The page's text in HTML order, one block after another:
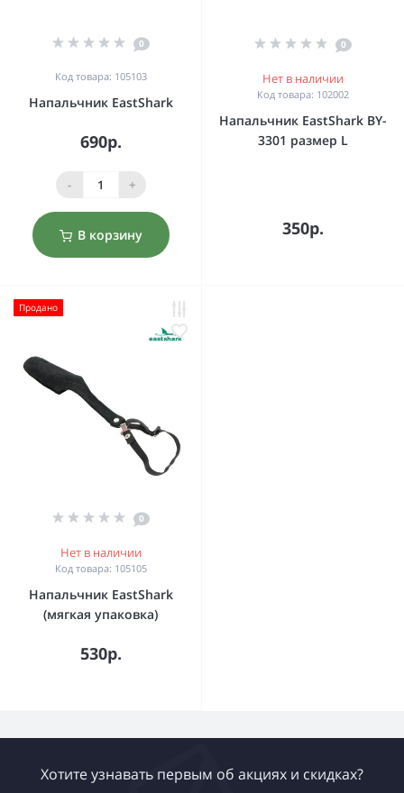
0
Код товара: 105103
Напальчник EastShark
690р.
- +
В корзину
0
Нет в наличии
Код товара: 102002
Напальчник EastShark BY-
3301 размер L
350р.
Продано
0
Нет в наличии
Код товара: 105105
Напальчник EastShark
(мягкая упаковка)
530р.
Хотите узнавать первым об акциях и скидках?